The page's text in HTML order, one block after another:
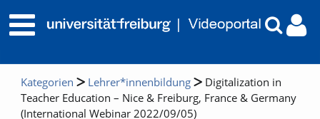
Kategorien Lehrer*innenbildung
Digitalization in
Teacher Education – Nice & Freiburg, France & Germany
(International Webinar 2022/09/05)